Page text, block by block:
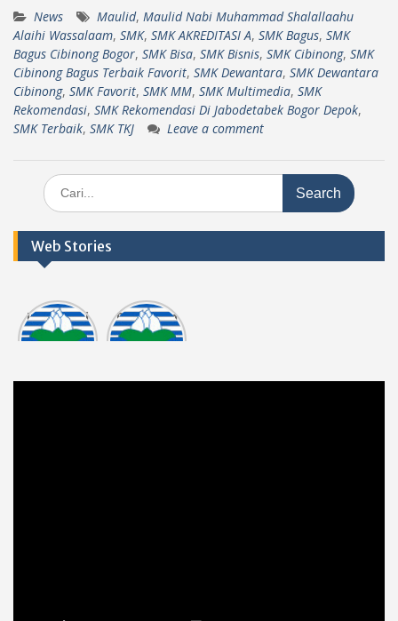
News Maulid, Maulid Nabi Muhammad Shalallaahu
Alaihi Wassalaam, SMK, SMK AKREDITASI A, SMK Bagus, SMK
Bagus Cibinong Bogor, SMK Bisa, SMK Bisnis, SMK Cibinong, SMK
Cibinong Bagus Terbaik Favorit, SMK Dewantara, SMK Dewantara
Cibinong, SMK Favorit, SMK MM, SMK Multimedia, SMK
Rekomendasi, SMK Rekomendasi Di Jabodetabek Bogor Depok,
SMK Terbaik, SMK TKJ Leave a comment
Search
for:
Web Stories
Informasi
Dokumen
tasi